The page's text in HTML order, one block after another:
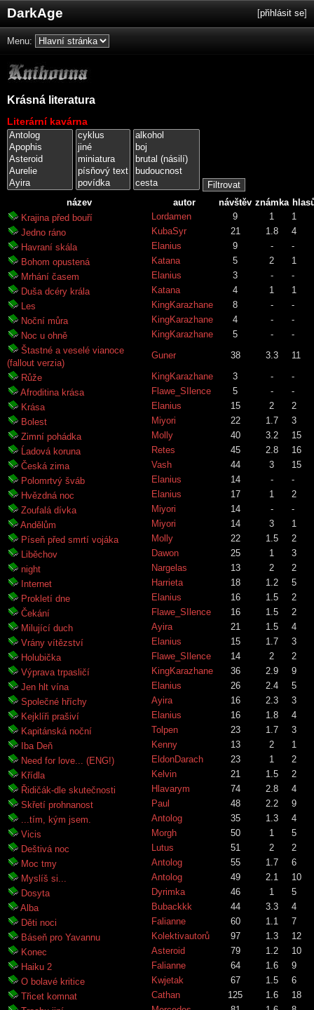
DarkAge [přihlásit se]
Menu:
Krásná literatura
Literární kavárna
název autor návštěv známka
Krajina před bouří
Lordamen 9 1
1
Jedno ráno
KubaSyr 21 1.8
4
Havraní skála
Elanius 9 -
-
Bohom opustená
Katana 5 2
1
Mrhání časem
Elanius 3 -
-
Duša dcéry krála
Katana 4 1
1
Les
KingKarazhane 8 -
-
Noční můra
KingKarazhane 4 -
-
Noc u ohně
KingKarazhane 5 -
-
Štastné a veselé vianoce
(fallout verzia)
Guner 38 3.3 11
Růže KingKarazhane 3 -
-
Afroditina krása
Flawe_SIlence 5 -
-
Krása
Elanius 15 2
2
Bolest
Miyori 22 1.7
3
Zimní pohádka
Molly 40 3.2
15
Ĺadová koruna
Retes 45 2.8
16
Česká zima
Vash 44 3
15
Polomrtvý šváb
Elanius 14 -
-
Hvězdná noc
Elanius 17 1
2
Zoufalá dívka
Miyori 14 -
-
Andělům
Miyori 14 3
1
Píseň před smrtí vojáka
Molly 22 1.5
2
Liběchov
Dawon 25 1
3
night
Nargelas 13 2
2
Internet
Harrieta 18 1.2
5
Prokletí dne
Elanius 16 1.5
2
Čekání
Flawe_SIlence 16 1.5
2
Milující duch
Ayira 21 1.5
4
Vrány vítězství
Elanius 15 1.7
3
Holubička
Flawe_SIlence 14 2
2
Výprava trpasličí
KingKarazhane 36 2.9
9
Jen hlt vína
Elanius 26 2.4
5
Společné hříchy
Ayira 16 2.3
3
Kejklíři prašiví
Elanius 16 1.8
4
Kapitánská noční
Tolpen 23 1.7
3
Iba Deň
Kenny 13 2
1
Need for love... (ENG!)
EldonDarach 23 1
2
Křídla
Kelvin 21 1.5
2
Řidičák-dle skutečnosti
Hlavarym 74 2.8
4
Skřetí prohnanost
Paul 48 2.2
9
...tím, kým jsem.
Antolog 35 1.3
4
Vicis
Morgh 50 1
5
Deštivá noc
Lutus 51 2
2
Moc tmy
Antolog 55 1.7
6
Myslíš si...
Antolog 49 2.1
10
Dosyta
Dyrimka 46 1
5
Alba
Bubackkk 44 3.3
4
Děti noci
Falianne 60 1.1
7
Báseň pro Yavannu
Kolektivautorů 97 1.3
12
Konec
Asteroid 79 1.2
10
Haiku 2
Falianne 64 1.6
9
O bolavé kritice
Kwjetak 67 1.5
6
Třicet komnat
Cathan 125 1.6
18